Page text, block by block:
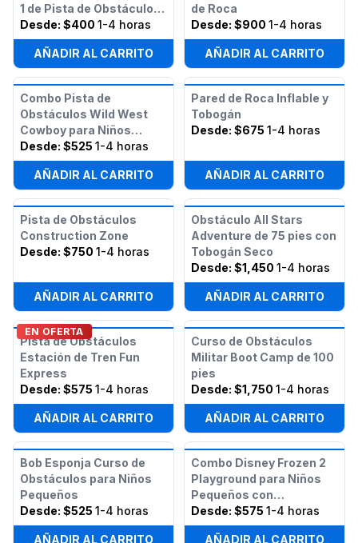
1 de Pista de Obstáculos
Spider Man 50 pies)
Desde: $400 1-4 horas
AÑADIR AL CARRITO
de Roca
Desde: $900 1-4 horas
AÑADIR AL CARRITO
Combo Pista de
Obstáculos Wild West
Cowboy para Niños
Pequeños
Desde: $525 1-4 horas
AÑADIR AL CARRITO
Pared de Roca Inflable y
Tobogán
Desde: $675 1-4 horas
AÑADIR AL CARRITO
Pista de Obstáculos
Construction Zone
Desde: $750 1-4 horas
AÑADIR AL CARRITO
Obstáculo All Stars
Adventure de 75 pies con
Tobogán Seco
Desde: $1,450 1-4 horas
AÑADIR AL CARRITO
EN OFERTA
Pista de Obstáculos
Estación de Tren Fun
Express
Desde: $575 1-4 horas
AÑADIR AL CARRITO
Curso de Obstáculos
Militar Boot Camp de 100
pies
Desde: $1,750 1-4 horas
AÑADIR AL CARRITO
Bob Esponja Curso de
Obstáculos para Niños
Pequeños
Desde: $525 1-4 horas
AÑADIR AL CARRITO
Combo Disney Frozen 2
Playground para Niños
Pequeños con
Obstáculos
Desde: $575 1-4 horas
AÑADIR AL CARRITO